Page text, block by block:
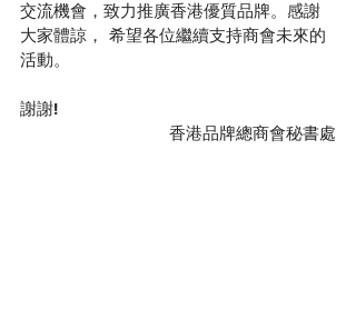
交流機會，致力推廣香港優質品牌。感謝
大家體諒， 希望各位繼續支持商會未來的
活動。
謝謝!
香港品牌總商會秘書處